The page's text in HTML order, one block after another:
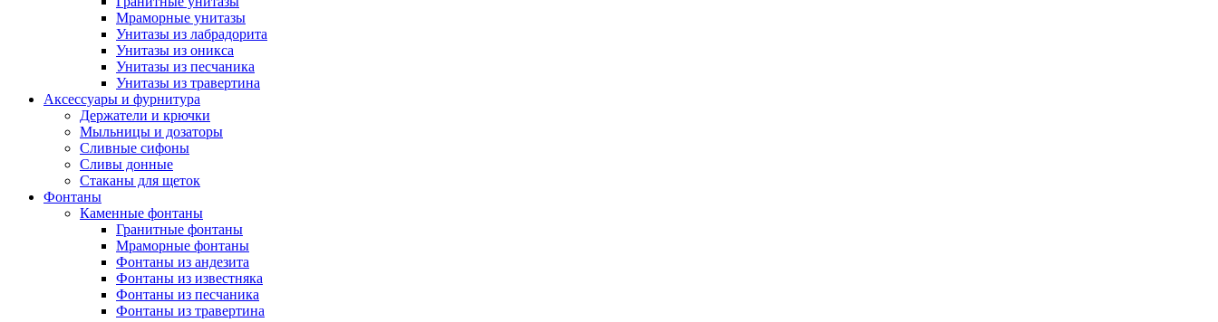
Мраморные унитазы
Унитазы из лабрадорита
Унитазы из оникса
Унитазы из песчаника
Унитазы из травертина
Аксессуары и фурнитура
Держатели и крючки
Мыльницы и дозаторы
Сливные сифоны
Сливы донные
Стаканы для щеток
Фонтаны
Каменные фонтаны
Гранитные фонтаны
Мраморные фонтаны
Фонтаны из андезита
Фонтаны из известняка
Фонтаны из песчаника
Фонтаны из травертина